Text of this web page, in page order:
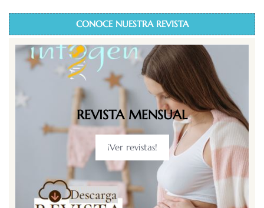
CONOCE NUESTRA REVISTA
REVISTA MENSUAL
¡Ver revistas!